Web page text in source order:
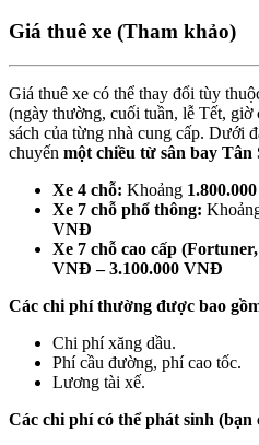
Giá thuê xe (Tham khảo)
Giá thuê xe có thể thay đổi tùy
(ngày thường, cuối tuần, lễ Tết, giờ
sách của từng nhà cung cấp. Dưới
chuyến một chiều từ sân bay Tân
Xe 4 chỗ: Khoảng
Xe 7 chỗ phổ thông:
VNĐ
Xe 7 chỗ cao cấp
VNĐ – 3.100.000 VNĐ
Các chi phí thường được bao
Chi phí xăng dầu.
Phí cầu đường, phí cao tốc.
Lương tài xế.
Các chi phí có thể phát sinh (bạn